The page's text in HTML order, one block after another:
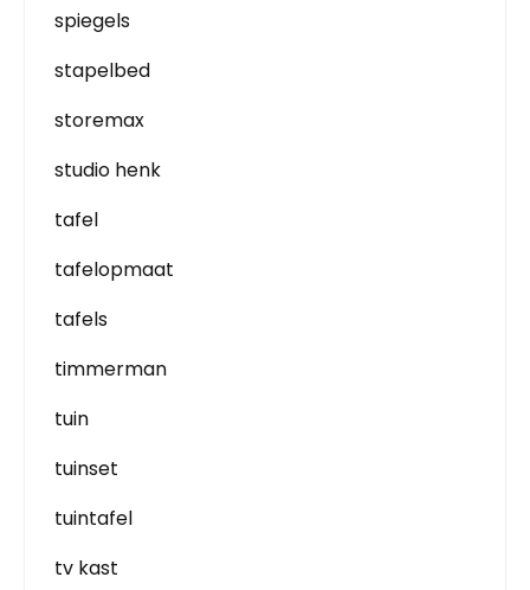
spiegels
stapelbed
storemax
studio henk
tafel
tafelopmaat
tafels
timmerman
tuin
tuinset
tuintafel
tv kast